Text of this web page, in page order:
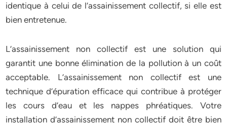
identique à celui de l’assainissement collectif, si elle est
bien entretenue.
L’assainissement non collectif est une solution qui
garantit une bonne élimination de la pollution à un coût
acceptable. L’assainissement non collectif est une
technique d’épuration efficace qui contribue à protéger
les cours d’eau et les nappes phréatiques. Votre
installation d’assainissement non collectif doit être bien